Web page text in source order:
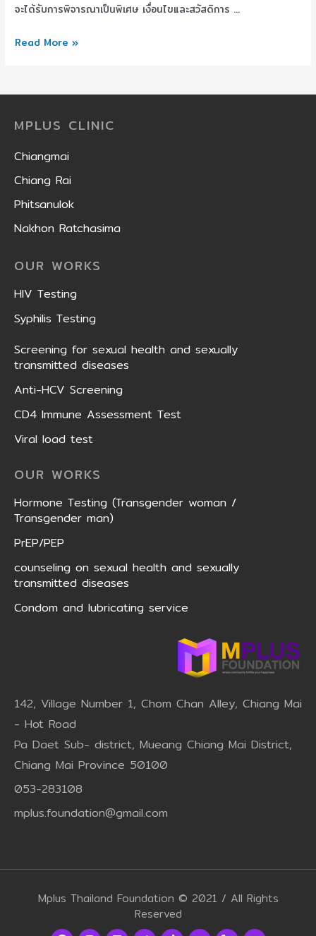
จะได้รับการพิจารณาเป็นพิเศษ เงื่อนไขและสวัสดิการ …
Read More »
MPLUS CLINIC
Chiangmai
Chiang Rai
Phitsanulok
Nakhon Ratchasima
OUR WORKS
HIV Testing
Syphilis Testing
Screening for sexual health and sexually
transmitted diseases
Anti-HCV Screening
CD4 Immune Assessment Test
Viral load test
OUR WORKS
Hormone Testing (Transgender woman /
Transgender man)
PrEP/PEP
counseling on sexual health and sexually
transmitted diseases
Condom and lubricating service
142, Village Number 1, Chom Chan Alley, Chiang Mai
- Hot Road
Pa Daet Sub- district, Mueang Chiang Mai District,
Chiang Mai Province 50100
053-283108
mplus.foundation@gmail.com
Mplus Thailand Foundation © 2021 / All Rights
Reserved